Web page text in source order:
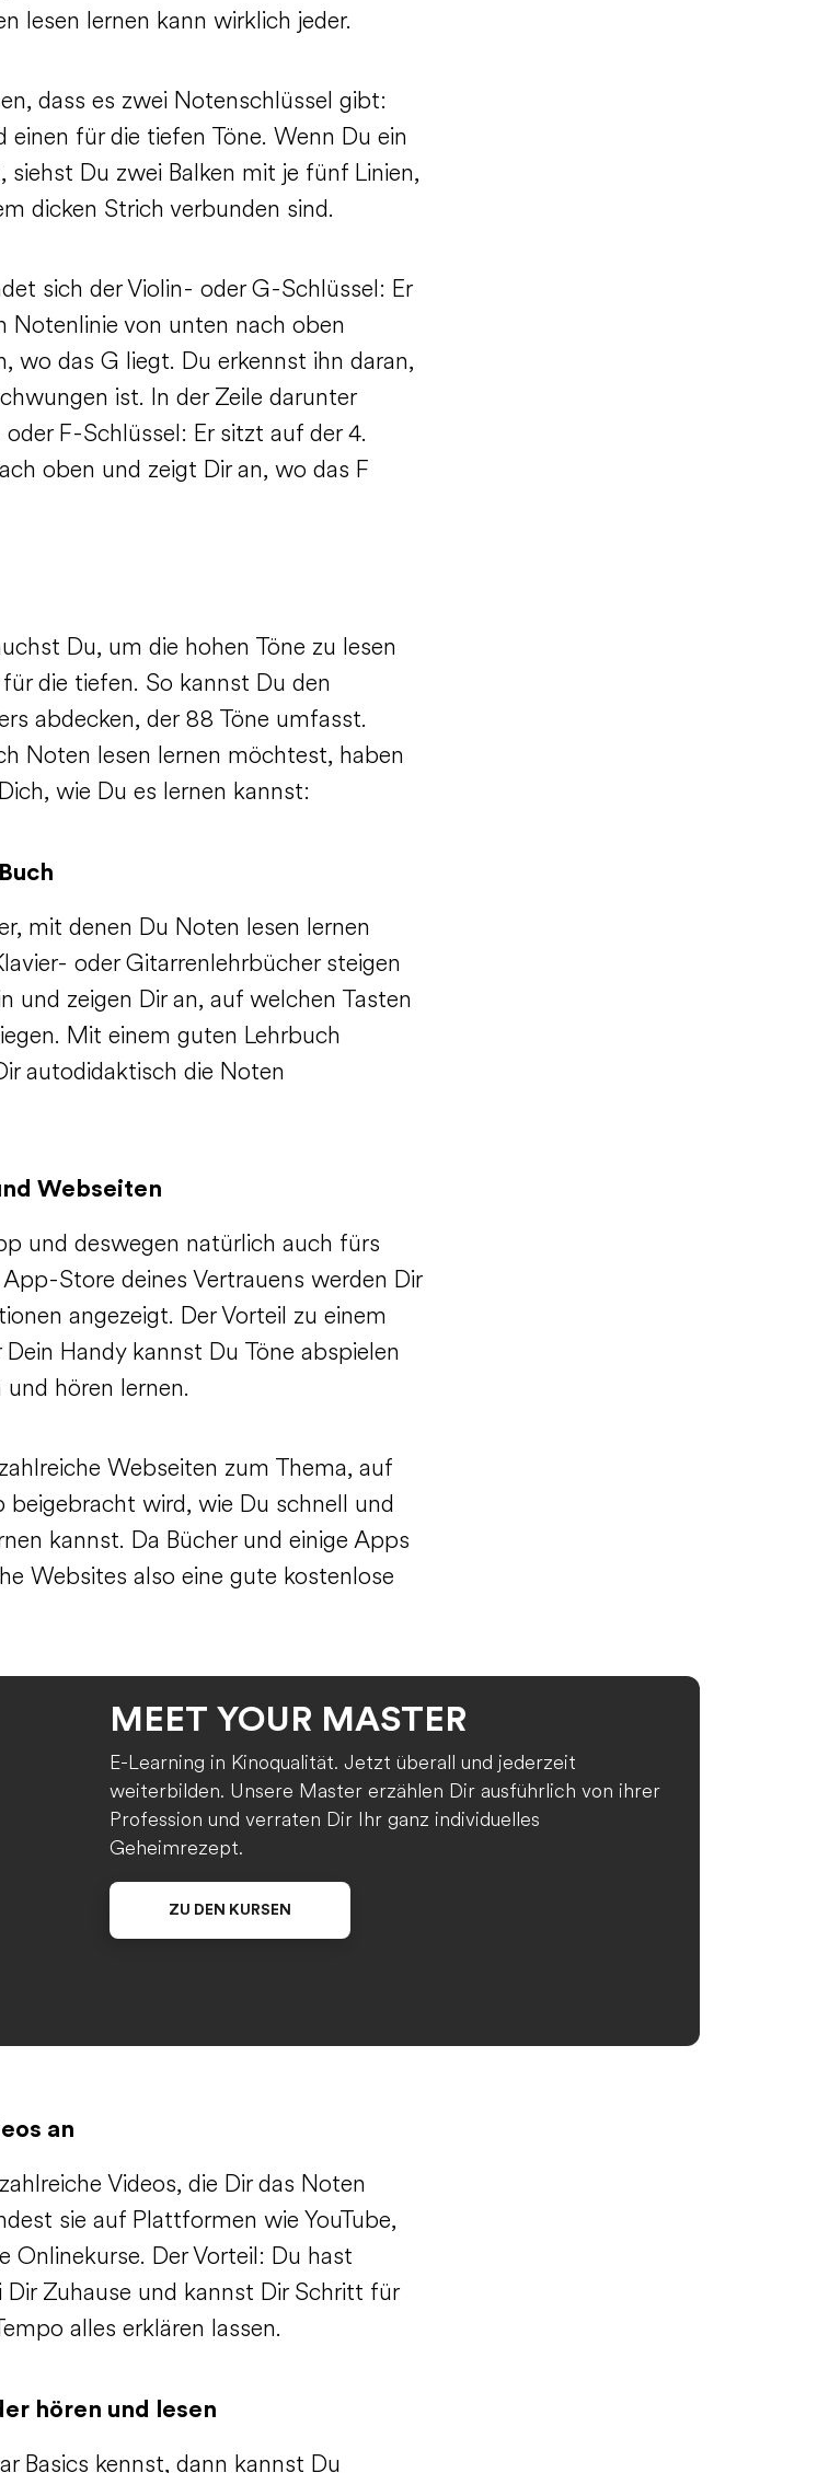
lesen lernen kann wirklich jeder.
dass es zwei Notenschlüssel gibt:
einen für die tiefen Töne. Wenn Du ein
Du zwei Balken mit je fünf Linien,
dicken Strich verbunden sind.
sich der Violin- oder G-Schlüssel: Er
Notenlinie von unten nach oben
wo das G liegt. Du erkennst ihn daran,
ist. In der Zeile darunter
F-Schlüssel: Er sitzt auf der 4.
oben und zeigt Dir an, wo das F
Du, um die hohen Töne zu lesen
die tiefen. So kannst Du den
abdecken, der 88 Töne umfasst.
Noten lesen lernen möchtest, haben
wie Du es lernen kannst:
mit denen Du Noten lesen lernen
oder Gitarrenlehrbücher steigen
und zeigen Dir an, auf welchen Tasten
Mit einem guten Lehrbuch
autodidaktisch die Noten
Webseiten
und deswegen natürlich auch fürs
Store deines Vertrauens werden Dir
angezeigt. Der Vorteil zu einem
Handy kannst Du Töne abspielen
hören lernen.
Webseiten zum Thema, auf
beigebracht wird, wie Du schnell und
kannst. Da Bücher und einige Apps
Websites also eine gute kostenlose
MEET YOUR MASTER
E-Learning in Kinoqualität. Jetzt überall und jederzeit
weiterbilden. Unsere Master erzählen Dir ausführlich von ihrer
Profession und verraten Dir Ihr ganz individuelles
Geheimrezept.
ZU DEN KURSEN
an
Videos, die Dir das Noten
sie auf Plattformen wie YouTube,
Onlinekurse. Der Vorteil: Du hast
Dir Zuhause und kannst Dir Schritt für
alles erklären lassen.
hören und lesen
Basics kennst, dann kannst Du